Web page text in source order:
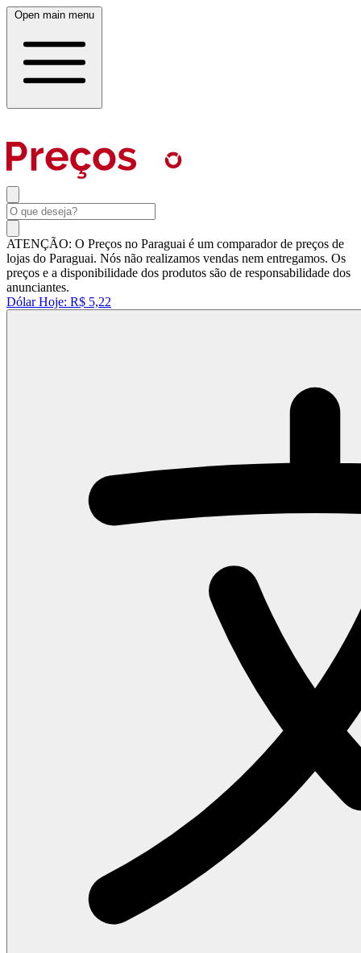
Open main menu
ATENÇÃO: O Preços no Paraguai é um comparador de preços de
lojas do Paraguai. Nós não realizamos vendas nem entregamos. Os
preços e a disponibilidade dos produtos são de responsabilidade dos
anunciantes.
Dólar Hoje: R$ 5,22